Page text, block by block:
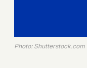
Photo: Shutterstock.com